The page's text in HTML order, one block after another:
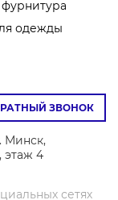
одежды
ЗВОНОК
Минск,
этаж 4
сетях